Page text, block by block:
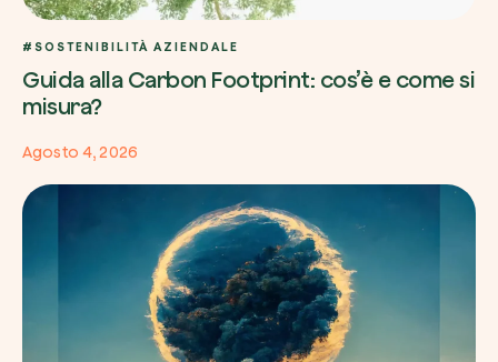
#SOSTENIBILITÀ AZIENDALE
Guida alla Carbon Footprint: cos’è e come si
misura?
Agosto 4, 2026